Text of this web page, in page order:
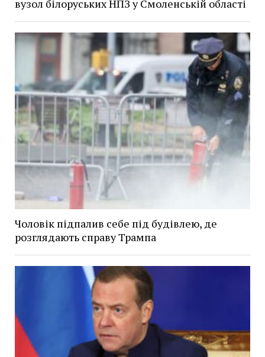
вузол білоруських НПЗ у Смоленській області
Чоловік підпалив себе під будівлею, де
розглядають справу Трампа